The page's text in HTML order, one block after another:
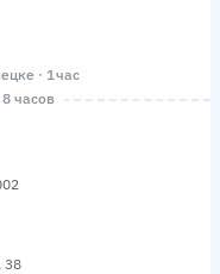
· 1 час
часов
38